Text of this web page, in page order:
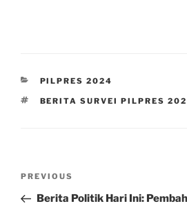
CATEGORIES
PILPRES 2024
TAGS
BERITA SURVEI PILPRES
Previous
Post
PREVIOUS
Berita Politik Hari Ini: